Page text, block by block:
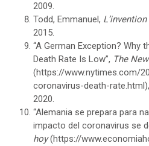
2009.
Todd, Emmanuel,
2015.
“A German Exception? Why
Death Rate Is Low”, The
(https://www.nytimes.com/
coronavirus-death-rate.html
2020.
“Alemania se prepara para
impacto del coronavirus se
hoy(https://